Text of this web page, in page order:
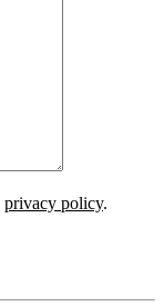
privacy policy.